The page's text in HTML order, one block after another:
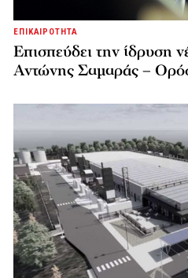
ΕΠΙΚΑΙΡΟΤΗΤΑ
Επισπεύδει την ίδρυση
Αντώνης Σαμαράς –